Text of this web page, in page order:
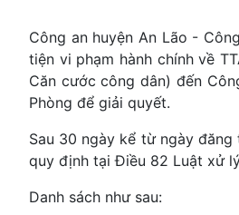
Công an huyện An Lão -
tiện vi phạm hành chính về
Căn cước công dân) đến
Phòng để giải quyết.
Sau 30 ngày kể từ ngày
quy định tại Điều 82 Luật xử
Danh sách như sau: